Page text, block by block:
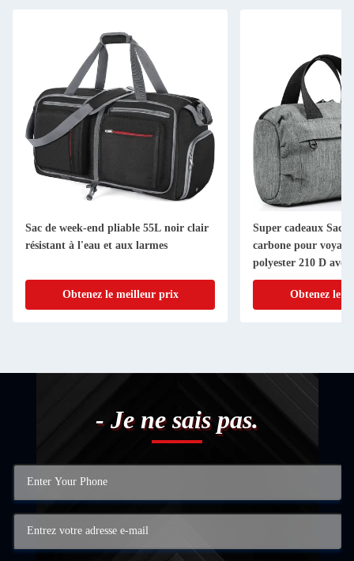
Sac de week-end pliable 55L noir clair
résistant à l'eau et aux larmes
Obtenez le meilleur prix
Super cadeaux Sac
carbone pour
polyester 210 D
combiné
Obtenez le
- Je ne sais pas.